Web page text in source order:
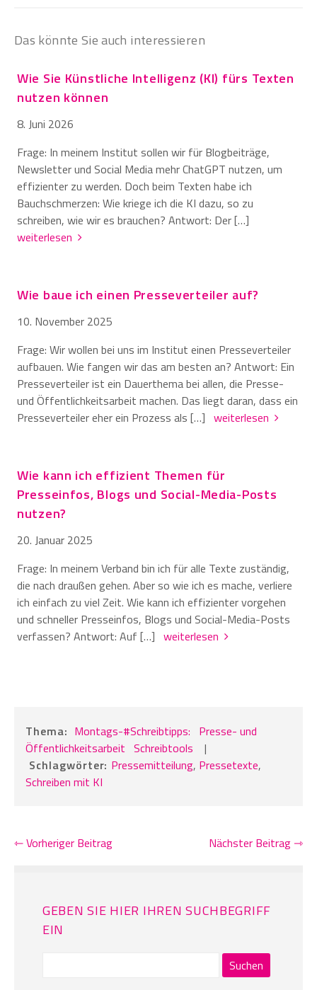
Das könnte Sie auch interessieren
Wie Sie Künstliche Intelligenz (KI) fürs Texten
nutzen können
8. Juni 2026
Frage: In meinem Institut sollen wir für Blogbeiträge,
Newsletter und Social Media mehr ChatGPT nutzen, um
effizienter zu werden. Doch beim Texten habe ich
Bauchschmerzen: Wie kriege ich die KI dazu, so zu
schreiben, wie wir es brauchen? Antwort: Der […]
weiterlesen
Wie baue ich einen Presseverteiler auf?
10. November 2025
Frage: Wir wollen bei uns im Institut einen Presseverteiler
aufbauen. Wie fangen wir das am besten an? Antwort: Ein
Presseverteiler ist ein Dauerthema bei allen, die Presse-
und Öffentlichkeitsarbeit machen. Das liegt daran, dass ein
Presseverteiler eher ein Prozess als […] weiterlesen
Wie kann ich effizient Themen für
Presseinfos, Blogs und Social-Media-Posts
nutzen?
20. Januar 2025
Frage: In meinem Verband bin ich für alle Texte zuständig,
die nach draußen gehen. Aber so wie ich es mache, verliere
ich einfach zu viel Zeit. Wie kann ich effizienter vorgehen
und schneller Presseinfos, Blogs und Social-Media-Posts
verfassen? Antwort: Auf […] weiterlesen
Thema: Montags-#Schreibtipps: Presse- und
Öffentlichkeitsarbeit Schreibtools
|
Schlagwörter: Pressemitteilung, Pressetexte,
Schreiben mit KI
⇽ Vorheriger Beitrag Nächster Beitrag ⇾
GEBEN SIE HIER IHREN SUCHBEGRIFF
EIN